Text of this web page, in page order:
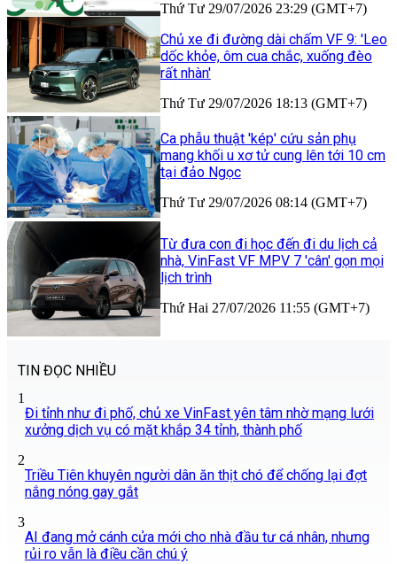
Thứ Tư 29/07/2026 23:29 (GMT+7)
Chủ xe đi đường dài chấm VF 9: 'Leo
dốc khỏe, ôm cua chắc, xuống đèo
rất nhàn'
Thứ Tư 29/07/2026 18:13 (GMT+7)
Ca phẫu thuật 'kép' cứu sản phụ
mang khối u xơ tử cung lên tới 10 cm
tại đảo Ngọc
Thứ Tư 29/07/2026 08:14 (GMT+7)
Từ đưa con đi học đến đi du lịch cả
nhà, VinFast VF MPV 7 'cân' gọn mọi
lịch trình
Thứ Hai 27/07/2026 11:55 (GMT+7)
TIN ĐỌC NHIỀU
1
Đi tỉnh như đi phố, chủ xe VinFast yên tâm nhờ mạng lưới
xưởng dịch vụ có mặt khắp 34 tỉnh, thành phố
2
Triều Tiên khuyên người dân ăn thịt chó để chống lại đợt
nắng nóng gay gắt
3
AI đang mở cánh cửa mới cho nhà đầu tư cá nhân, nhưng
rủi ro vẫn là điều cần chú ý